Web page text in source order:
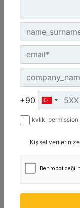
C4.4
88
+90
kvkk_permission
Kişisel